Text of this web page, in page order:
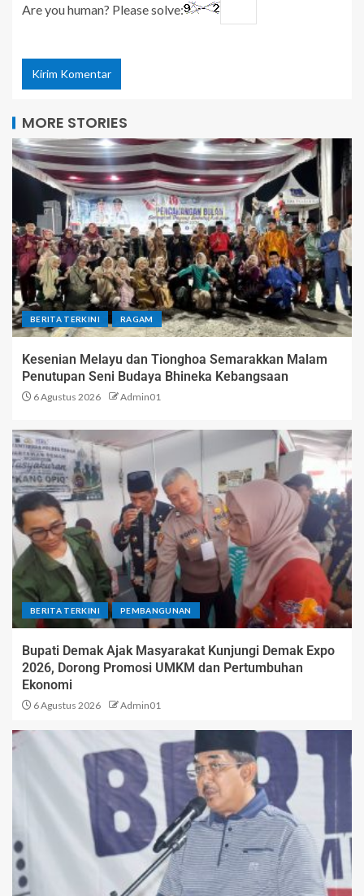
Are you human? Please solve:
MORE STORIES
BERITA TERKINI RAGAM
Kesenian Melayu dan Tionghoa Semarakkan Malam
Penutupan Seni Budaya Bhineka Kebangsaan
6 Agustus 2026 Admin01
BERITA TERKINI PEMBANGUNAN
Bupati Demak Ajak Masyarakat Kunjungi Demak Expo
2026, Dorong Promosi UMKM dan Pertumbuhan
Ekonomi
6 Agustus 2026 Admin01